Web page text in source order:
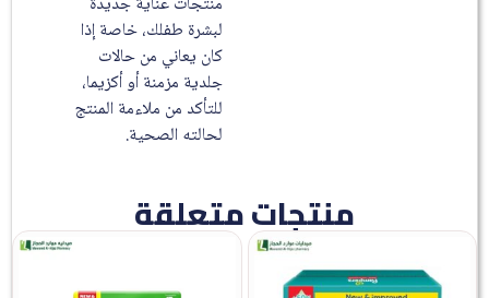
لبشرة طفلك، خاصة إذا
كان يعاني من حالات
جلدية مزمنة أو أكزيما،
للتأكد من ملاءمة المنتج
لحالته الصحية.
منتجات متعلقة